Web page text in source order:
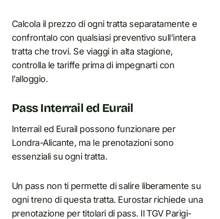
Calcola il prezzo di ogni tratta separatamente e
confrontalo con qualsiasi preventivo sull’intera
tratta che trovi. Se viaggi in alta stagione,
controlla le tariffe prima di impegnarti con
l’alloggio.
Pass Interrail ed Eurail
Interrail ed Eurail possono funzionare per
Londra-Alicante, ma le prenotazioni sono
essenziali su ogni tratta.
Un pass non ti permette di salire liberamente su
ogni treno di questa tratta. Eurostar richiede una
prenotazione per titolari di pass. Il TGV Parigi-